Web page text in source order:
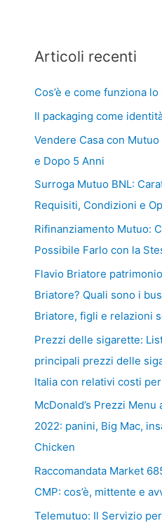
Articoli recenti
Cos’è e come funziona
Il packaging come
Vendere Casa con
e Dopo 5 Anni
Surroga Mutuo BNL:
Requisiti, Condizioni e
Rifinanziamento Mutuo:
Possibile Farlo con la
Flavio Briatore
Briatore? Quali sono i
Briatore, figli e relazioni
Prezzi delle sigarette:
principali prezzi delle
Italia con relativi costi
McDonald’s Prezzi
2022: panini, Big Mac,
Chicken
Raccomandata Market
CMP: cos’è, mittente e
Telemutuo: Il Servizio